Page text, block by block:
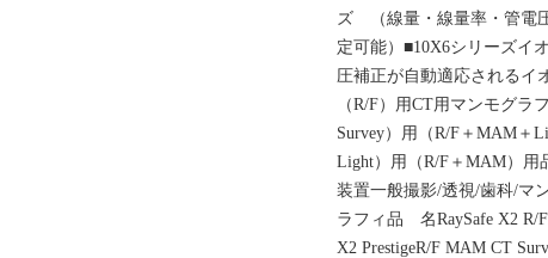
ズ （線量・線量率・管電
定可能）■10X6シリーズイ
圧補正が自動適応されるイ
（R/F）用CT用マンモグラ
Survey）用（R/F＋MAM＋
Light）用（R/F＋MAM）
装置一般撮影/透視/歯科/マ
ラフィ品 名RaySafe X2 R/
X2 PrestigeR/F MAM CT